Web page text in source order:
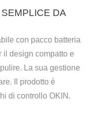
DA
con pacco batteria
il design compatto e
La sua gestione
Il prodotto è
di controllo OKIN.